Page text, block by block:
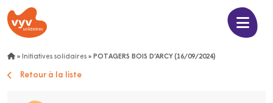
» Initiatives solidaires » POTAGERS BOIS D’ARCY (16/09/2024)
Retour à la liste